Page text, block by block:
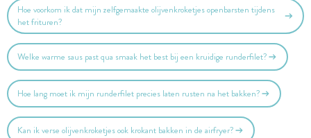
Hoe voorkom ik dat mijn zelfgemaakte olijvenkroketjes openbarsten tijdens
het frituren?
Welke warme saus past qua smaak het best bij een kruidige runderfilet?
Hoe lang moet ik mijn runderfilet precies laten rusten na het bakken?
Kan ik verse olijvenkroketjes ook krokant bakken in de airfryer?